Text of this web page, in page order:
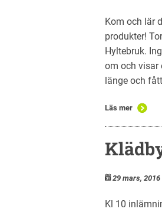
Kom och lär
produkter!
Hyltebruk.
om och visar
länge och
Läs mer
29 mars, 2016
Kl 10